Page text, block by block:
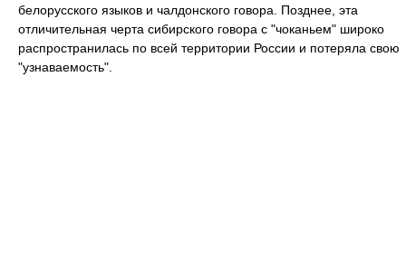
белорусского языков и чалдонского говора. Позднее, эта
отличительная черта сибирского говора с "чоканьем" широко
распространилась по всей территории России и потеряла свою
"узнаваемость".